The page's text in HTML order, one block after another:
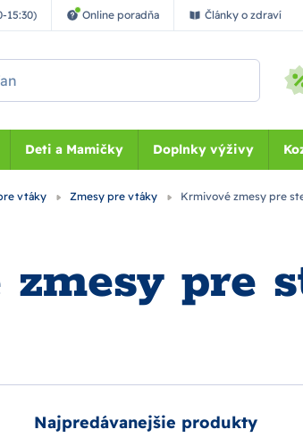
15:30) Online poradňa Články o zdraví
Deti a Mamičky Doplnky výživy
vtáky Zmesy pre vtáky Krmivové zmesy pre
pre
Najpredávanejšie produkty